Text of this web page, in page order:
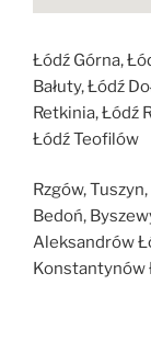
Łódź Górna,
Bałuty, Łódź
Retkinia, Łódź
Łódź Teofilów
Rzgów,
Bedoń,
Aleksandrów
Konstantynów